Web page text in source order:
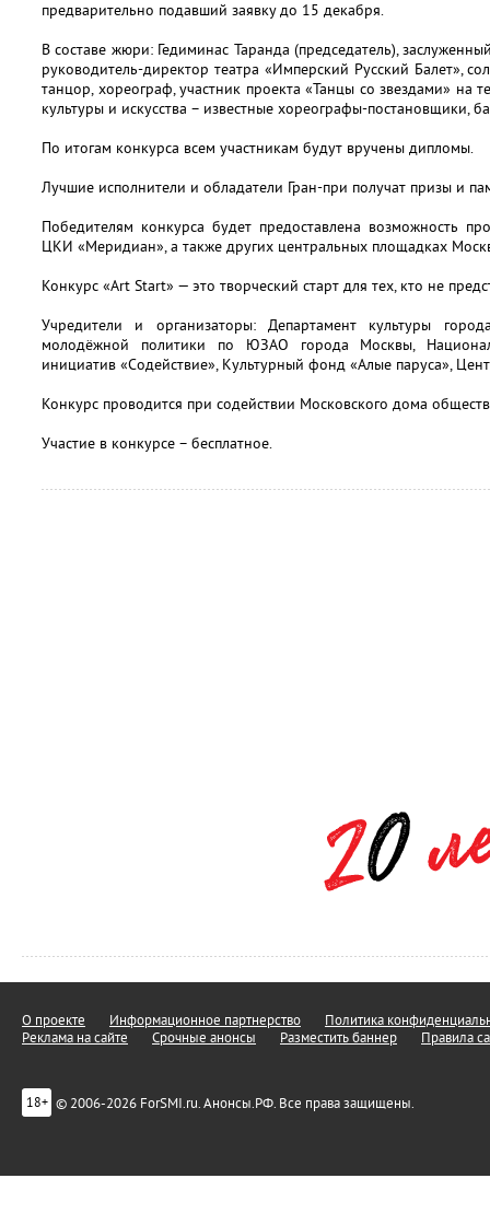
предварительно подавший заявку до 15 декабря.
В составе жюри: Гедиминас Таранда (председатель),
руководитель-директор театра «Имперский Русский Балет»,
танцор, хореограф, участник проекта «Танцы со звездами» на
культуры и искусства – известные хореографы-постановщики,
По итогам конкурса всем участникам будут вручены дипломы.
Лучшие исполнители и обладатели Гран-при получат призы и
Победителям конкурса будет предоставлена возможность
ЦКИ «Меридиан», а также других центральных площадках
Конкурс «Art Start» — это творческий старт для тех, кто не
Учредители и организаторы: Департамент культуры
молодёжной политики по ЮЗАО города Москвы,
инициатив «Содействие», Культурный фонд «Алые паруса»,
Конкурс проводится при содействии Московского дома
Участие в конкурсе – бесплатное.
О проекте Информационное партнерство
Политика
Реклама на сайте
Срочные анонсы Разместить баннер Правила
18+ © 2006-2026 ForSMI.ru. Анонсы.РФ. Все права защищены.